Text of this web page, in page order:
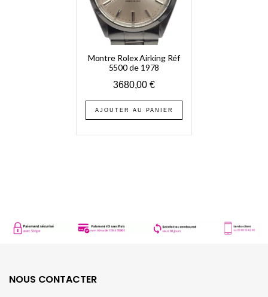
Montre Rolex Airking Réf
5500 de 1978
3680,00€
AJOUTER AU PANIER
NOUS CONTACTER